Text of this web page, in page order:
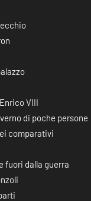
VIII
di poche persone
comparativi
fuori dalla guerra